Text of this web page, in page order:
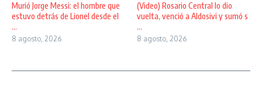
Murió Jorge Messi: el hombre que
estuvo detrás de Lionel desde el
...
8 agosto, 2026
(Video) Rosario Central lo dio
vuelta, venció a Aldosivi y sumó s
...
8 agosto, 2026